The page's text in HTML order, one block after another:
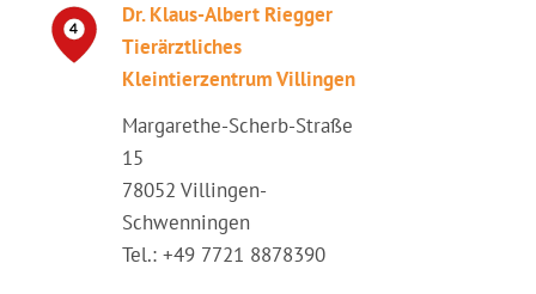
Dr. Klaus-Albert Riegger
Tierärztliches
Kleintierzentrum Villingen
Margarethe-Scherb-Straße
15
78052 Villingen-
Schwenningen
Tel.: +49 7721 8878390